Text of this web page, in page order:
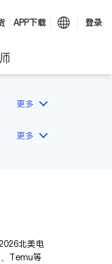
APP下载 登录
更多
更多
北美电
Temu等